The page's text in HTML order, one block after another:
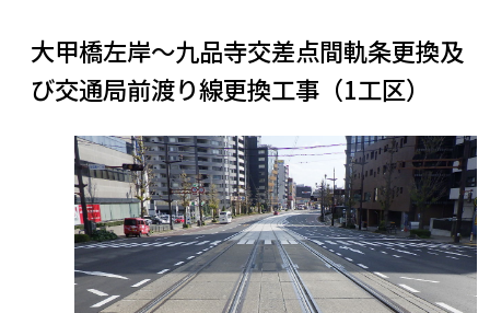
大甲橋左岸～九品寺交差点間軌条更換及
び交通局前渡り線更換工事（1工区）